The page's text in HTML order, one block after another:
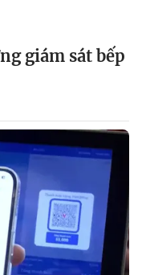
giám sát bếp